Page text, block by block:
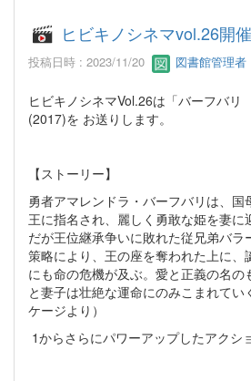
ヒビキノシネマvol.26開催
投稿日時 : 2023/11/20 図書館管理者
ヒビキノシネマVol.26は「バーフバリ
(2017)を お送りします。
【ストーリー】
勇者アマレンドラ・バーフバリは、国
王に指名され、麗しく勇敢な姫を妻に
だが王位継承争いに敗れた従兄弟バラ
策略により、王の座を奪われた上に、
にも命の危機が及ぶ。愛と正義の名の
と妻子は壮絶な運命にのみこまれて
ケージより）
1からさらにパワーアップしたアクシ